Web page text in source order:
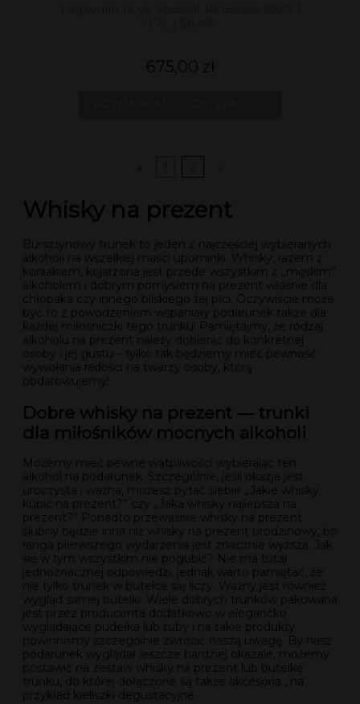
675,00 zł
Whisky na prezent
Bursztynowy trunek to jeden z najczęściej wybieranych
alkoholi na wszelkiej maści upominki. Whisky, razem z
koniakiem, kojarzona jest przede wszystkim z „męskim”
alkoholem i dobrym pomysłem na prezent właśnie dla
chłopaka czy innego bliskiego tej płci. Oczywiście może
być to z powodzeniem wspaniały podarunek także dla
każdej miłośniczki tego trunku! Pamiętajmy, że rodzaj
alkoholu na prezent należy dobierać do konkretnej
osoby i jej gustu – tylko tak będziemy mieć pewność
wywołania radości na twarzy osoby, którą
obdarowujemy!
Dobre whisky na prezent — trunki
dla miłośników mocnych alkoholi
Możemy mieć pewne wątpliwości wybierając ten
alkohol na podarunek. Szczególnie, jeśli okazja jest
uroczysta i ważna, możesz pytać siebie „Jakie whisky
kupić na prezent?” czy „Jaka whisky najlepsza na
prezent?” Ponadto przeważnie whisky na prezent
ślubny będzie inna niż whisky na prezent urodzinowy, bo
ranga pierwszego wydarzenia jest znacznie wyższa. Jak
się w tym wszystkim nie pogubić? Nie ma tutaj
jednoznacznej odpowiedzi, jednak warto pamiętać, że
nie tylko trunek w butelce się liczy. Ważny jest również
wygląd samej butelki. Wiele dobrych trunków pakowana
jest przez producenta dodatkowo w elegancko
wyglądające pudełka lub tuby i na takie produkty
powinniśmy szczególnie zwrócić naszą uwagę. By nasz
podarunek wyglądał jeszcze bardziej okazale, możemy
postawić na zestaw whisky na prezent lub butelkę
trunku, do której dołączone są także akcesoria , na
przykład kieliszki degustacyjne.